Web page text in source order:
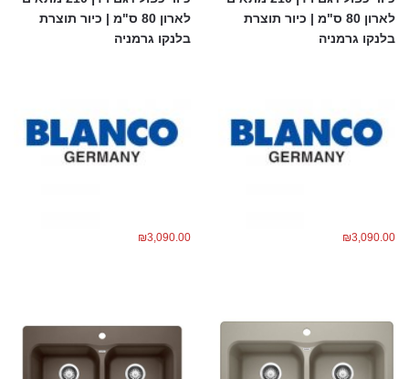
לארון 80 ס"מ | כיור תוצרת
בלנקו גרמניה
₪3,090.00
לארון 80 ס"מ | כיור תוצרת
בלנקו גרמניה
₪3,090.00